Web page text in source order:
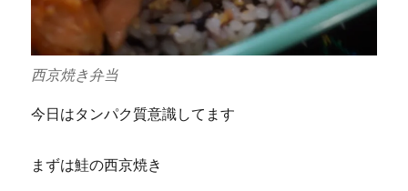
西京焼き弁当
今日はタンパク質意識してます
まずは鮭の西京焼き